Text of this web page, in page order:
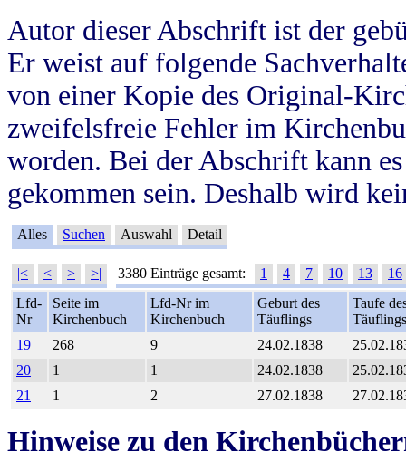
Autor dieser Abschrift ist der
Er weist auf folgende
von einer Kopie des Original-
zweifelsfreie Fehler im
worden. Bei der Abschrift kann
gekommen sein. Deshalb wird
Alles Suchen Auswahl Detail
|< < > >| 3380 Einträge gesamt: 1 4 7 10 13
16
Lfd-
Nr
Seite im
Kirchenbuch
Lfd-Nr im
Kirchenbuch
Geburt des
Täuflings
Taufe
Täuflings
19
268 9 24.02.1838
20
1 1 24.02.1838
21
1 2 27.02.1838
Hinweise zu den